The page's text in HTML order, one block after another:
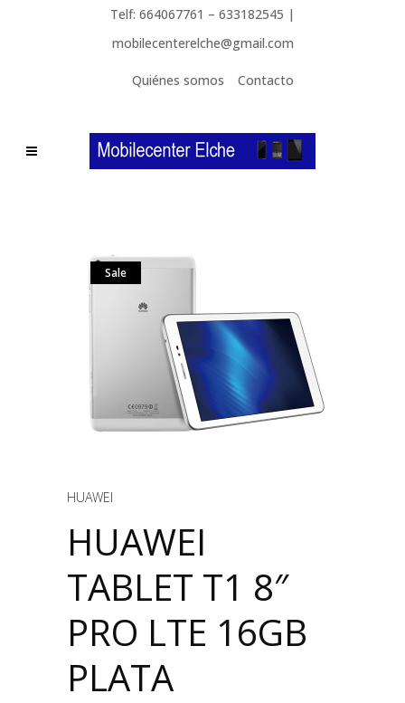
Telf: 664067761 – 633182545 |
mobilecenterelche@gmail.com
Quiénes somos Contacto
Sale
HUAWEI
HUAWEI
TABLET T1 8″
PRO LTE 16GB
PLATA